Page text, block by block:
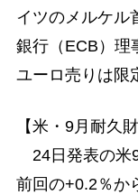
イツのメルケル
銀行（ECB）理
ユーロ売りは限
【米・9月耐久
24日発表の米
前回の+0.2％か